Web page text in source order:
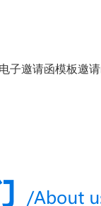
子邀请函模板邀